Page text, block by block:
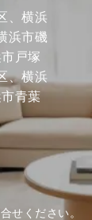
、横浜
浜市磯
戸塚
、横浜
青葉
せください。